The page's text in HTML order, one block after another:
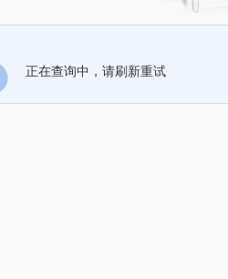
正在查询中，请刷新重试